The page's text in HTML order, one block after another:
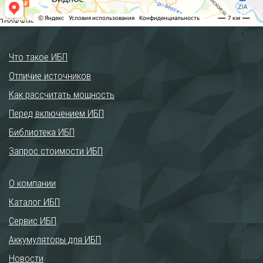
Что такое ИБП
Отличие источников
Как рассчитать мощность
Перед включением ИБП
Библиотека ИБП
Запрос стоимости ИБП
О компании
Каталог ИБП
Сервис ИБП
Аккумуляторы для ИБП
Новости